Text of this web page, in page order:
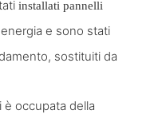
installati pannelli
e sono stati
sostituiti da
è occupata della